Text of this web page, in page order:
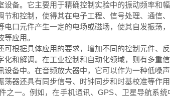
备。它主要用于精确控制实验中的振动频率和
和控制，使得其在电子工程、信号处理、通信
元件产生一定的电场或磁场，使其自发振荡
应用。
据具体应用的要求，增加不同的控制元件、
和解调。在工业控制和自动化领域，则有多重
中。在音频放大器中，它可以作为一种低噪
器还具有同步信号、时钟同步和时基校准等作用
一。例如，在手机通讯、GPS、卫星导航系统